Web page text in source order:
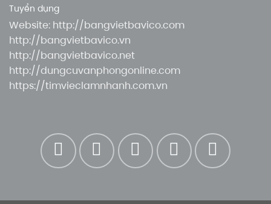
Tuyển dụng
Website: http://bangvietbavico.com
http://bangvietbavico.vn
http://bangvietbavico.net
http://dungcuvanphongonline.com
https://timvieclamnhanh.com.vn